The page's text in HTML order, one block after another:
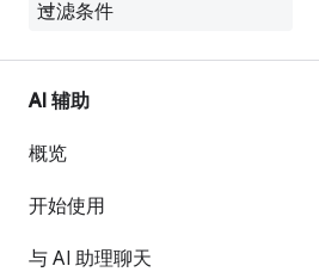
AI 辅助
概览
开始使用
与 AI 助理聊天